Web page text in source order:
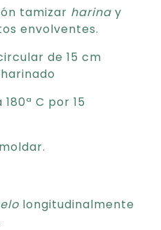
tamizar harina y
envolventes.
de 15 cm
C por 15
longitudinalmente